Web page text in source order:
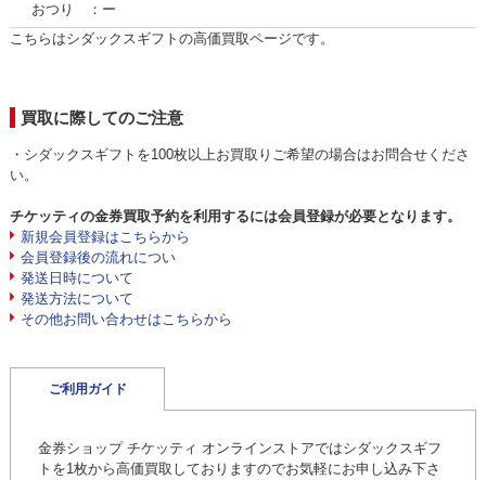
おつり ：ー
こちらはシダックスギフトの高価買取ページです。
買取に際してのご注意
・シダックスギフトを100枚以上お買取りご希望の場合はお問合せくださ
い。
チケッティの金券買取予約を利用するには会員登録が必要となります。
新規会員登録はこちらから
会員登録後の流れについ
発送日時について
発送方法について
その他お問い合わせはこちらから
ご利用ガイド
金券ショップ チケッティ オンラインストアではシダックスギフ
トを1枚から高価買取しておりますのでお気軽にお申し込み下さ